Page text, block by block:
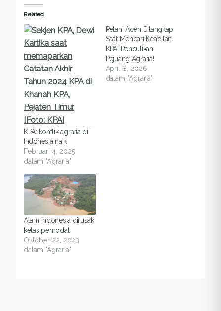
Related
KPA: konflik agraria di
Indonesia naik
Februari 4, 2025
dalam "Agraria"
Petani Aceh Ditangkap
Saat Mencari Keadilan.
KPA: Penculikan
Pejuang Agraria!
April 8, 2026
dalam "Agraria"
Alam Indonesia dirusak
kelas pemodal
Oktober 22, 2023
dalam "Agraria"